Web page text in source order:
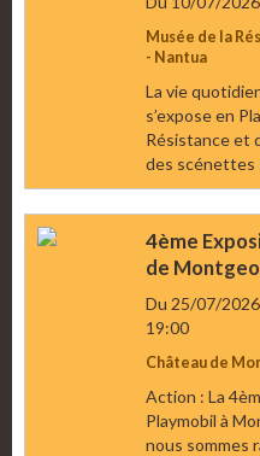
Musée de la
- Nantua
La vie
s’expose en
Résistance et
des scénettes
4ème
de
Du 25/07/2026
19:00
Château de
Action : La
Playmobil à
nous sommes